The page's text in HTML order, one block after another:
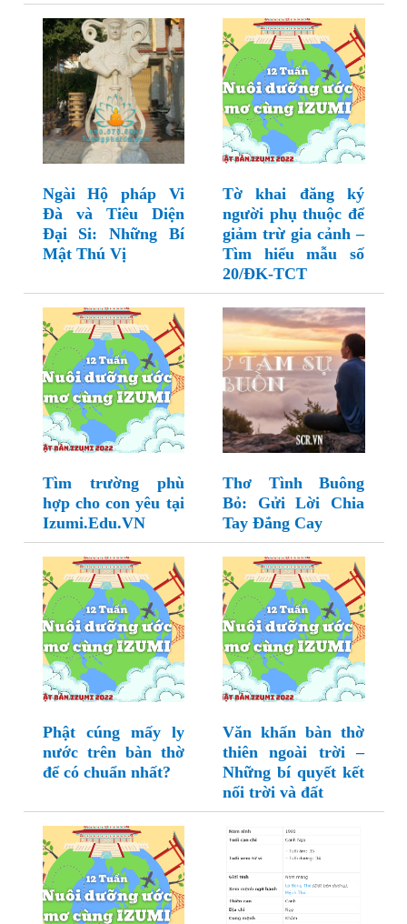
Ngài Hộ pháp Vi
Đà và Tiêu Diện
Đại Si: Những Bí
Mật Thú Vị
Tờ khai đăng ký
người phụ thuộc để
giảm trừ gia cảnh –
Tìm hiểu mẫu số
20/ĐK-TCT
Tìm trường phù
hợp cho con yêu tại
Izumi.Edu.VN
Thơ Tình Buông
Bỏ: Gửi Lời Chia
Tay Đắng Cay
Phật cúng mấy ly
nước trên bàn thờ
để có chuẩn nhất?
Văn khấn bàn thờ
thiên ngoài trời –
Những bí quyết kết
nối trời và đất